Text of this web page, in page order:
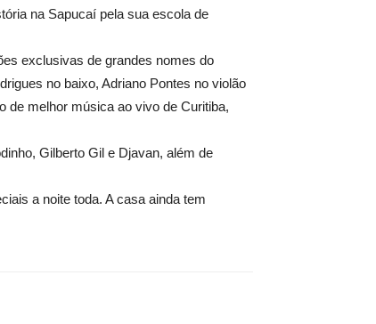
na Sapucaí pela sua escola de
exclusivas de grandes nomes do
no baixo, Adriano Pontes no violão
de melhor música ao vivo de Curitiba,
Gilberto Gil e Djavan, além de
a noite toda. A casa ainda tem